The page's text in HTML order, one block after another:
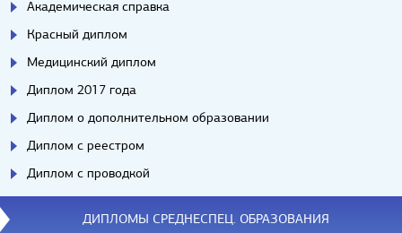
Академическая справка
Красный диплом
Медицинский диплом
Диплом 2017 года
Диплом о дополнительном образовании
Диплом с реестром
Диплом с проводкой
ДИПЛОМЫ СРЕДНЕСПЕЦ. ОБРАЗОВАНИЯ